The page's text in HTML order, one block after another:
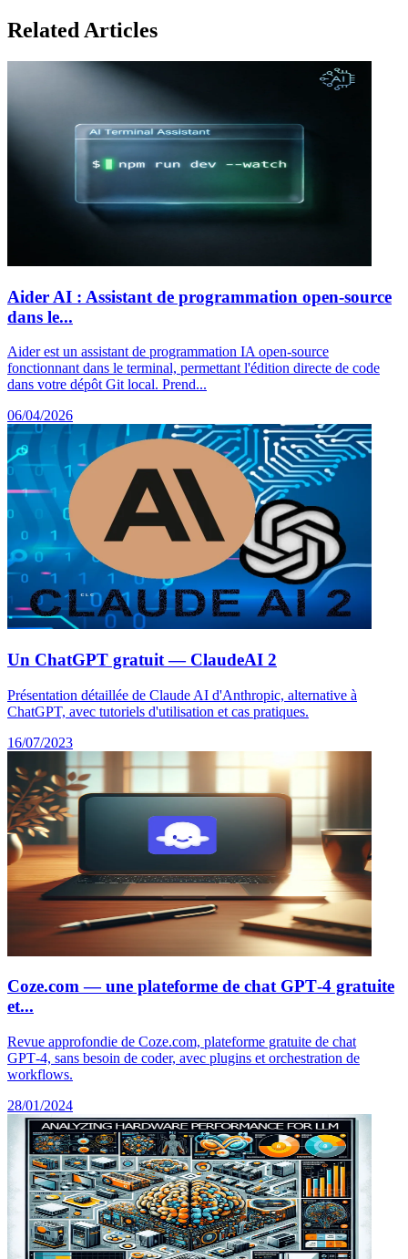
Related Articles
Aider AI : Assistant de programmation open-source
dans le...
Aider est un assistant de programmation IA open-source
fonctionnant dans le terminal, permettant l'édition directe de code
dans votre dépôt Git local. Prend...
06/04/2026
Un ChatGPT gratuit — ClaudeAI 2
Présentation détaillée de Claude AI d'Anthropic, alternative à
ChatGPT, avec tutoriels d'utilisation et cas pratiques.
16/07/2023
Coze.com — une plateforme de chat GPT‑4 gratuite
et...
Revue approfondie de Coze.com, plateforme gratuite de chat
GPT‑4, sans besoin de coder, avec plugins et orchestration de
workflows.
28/01/2024